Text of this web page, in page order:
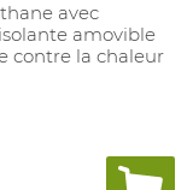
avec
amovible
contre la chaleur